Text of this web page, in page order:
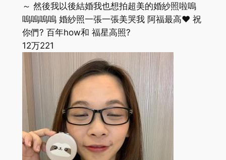
～ 然後我以後結婚我也想拍超美的婚紗照啦嗚
嗚嗚嗚嗚 婚紗照一張一張美哭我 阿福最高❤️ 祝
你們? 百年how和 福星高照?
12万221